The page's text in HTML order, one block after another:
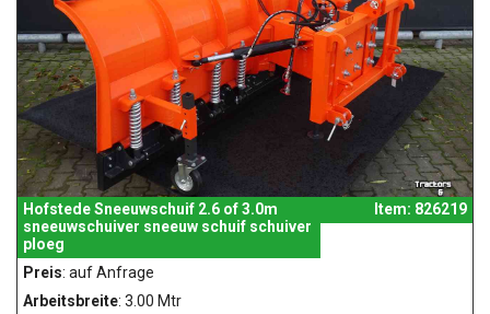
Hofstede Sneeuwschuif 2.6 of 3.0m
sneeuwschuiver sneeuw schuif schuiver
ploeg
Item: 826219
Preis: auf Anfrage
Arbeitsbreite: 3.00 Mtr